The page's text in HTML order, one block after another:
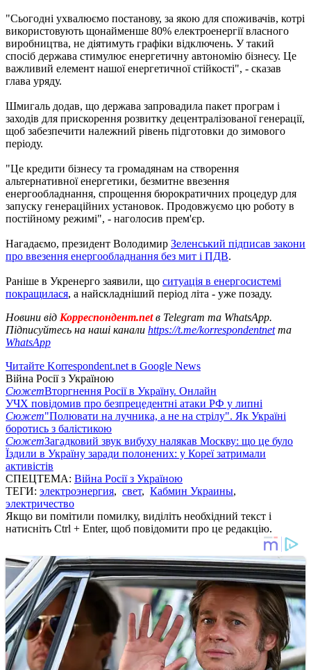
"Сьогодні ухвалюємо постанову, за якою для споживачів, котрі
використовують щонайменше 80% електроенергії власного
виробництва, не діятимуть графіки відключень. У такий
спосіб держава стимулює енергетичну автономію бізнесу. Це
важливий елемент нашої енергетичної стійкості", - сказав
глава уряду.
Шмигаль додав, що держава запровадила пакет програм і
заходів для прискорення розвитку децентралізованої генерації,
щоб забезпечити належний рівень підготовки до зимового
періоду.
"Це кредити бізнесу та громадянам на створення
альтернативної енергетики, безмитне ввезення
енергообладнання, спрощення бюрократичних процедур для
запуску генераційних установок. Продовжуємо цю роботу в
постійному режимі", - наголосив прем'єр.
Нагадаємо, президент Володимир Зеленський підписав закони
про ввезення енергообладнання без мит і ПДВ.
Раніше в Укренерго заявили, що ситуація в енергосистемі
покращилася, а найскладніший період літа - уже позаду.
Новини від Корреспондент.netв Telegram та WhatsApp.
Підписуйтесь на наші канали https://t.me/korrespondentnetта
WhatsApp
Читайте Korrespondent.net в Google News
Війна Росії з Україною
СюжетВторгнення Росії в Україну. Онлайн
УЧХ повідомив про безпрецедентні атаки РФ у липні
Сюжет"Полювати на лучника, а не на стрілу". Як Україні
боротись з балістикою
СюжетЗагадковий звук вибуху налякав Москву: що це було
Їздили в Україну заради полонених: у Кореї затримали
активістів
СПЕЦТЕМА: Війна Росії з Україною
ТЕГИ: электроэнергия, свет, Кабмин Украины,
электричество
Якщо ви помітили помилку, виділіть необхідний текст і
натисніть Ctrl + Enter, щоб повідомити про це редакцію.